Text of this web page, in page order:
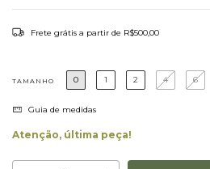
Frete grátis a partir de R$500,00
TAMANHO 0 1 2 4 6
Guia de medidas
Atenção, última peça!